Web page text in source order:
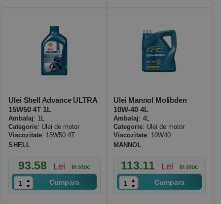
Ulei Shell Advance ULTRA
15W50 4T 1L
Ambalaj: 1L
Categorie: Ulei de motor
Viscozitate: 15W50 4T
SHELL
93.58 Lei in stoc
Cumpara
Ulei Mannol Molibden
10W-40 4L
Ambalaj: 4L
Categorie: Ulei de motor
Viscozitate: 10W40
MANNOL
113.11 Lei in stoc
Cumpara